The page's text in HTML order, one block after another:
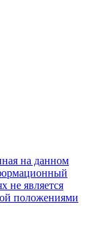
на данном
не является
положениями